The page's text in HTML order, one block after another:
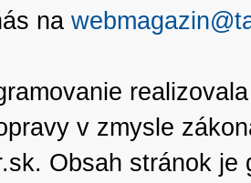
na
v zmysle
Obsah stránok